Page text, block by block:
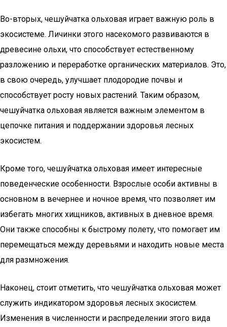
Во-вторых, чешуйчатка ольховая играет важную роль в
экосистеме. Личинки этого насекомого развиваются в
древесине ольхи, что способствует естественному
разложению и переработке органических материалов. Это,
в свою очередь, улучшает плодородие почвы и
способствует росту новых растений. Таким образом,
чешуйчатка ольховая является важным элементом в
цепочке питания и поддержании здоровья лесных
экосистем.
Кроме того, чешуйчатка ольховая имеет интересные
поведенческие особенности. Взрослые особи активны в
основном в вечернее и ночное время, что позволяет им
избегать многих хищников, активных в дневное время.
Они также способны к быстрому полету, что помогает им
перемещаться между деревьями и находить новые места
для размножения.
Наконец, стоит отметить, что чешуйчатка ольховая может
служить индикатором здоровья лесных экосистем.
Изменения в численности и распределении этого вида